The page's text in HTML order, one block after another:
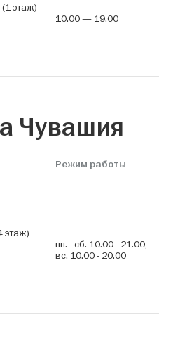
этаж)
10.00 — 19.00
Чувашия
Режим работы
этаж)
пн. - сб. 10.00 - 21.00,
вс. 10.00 - 20.00